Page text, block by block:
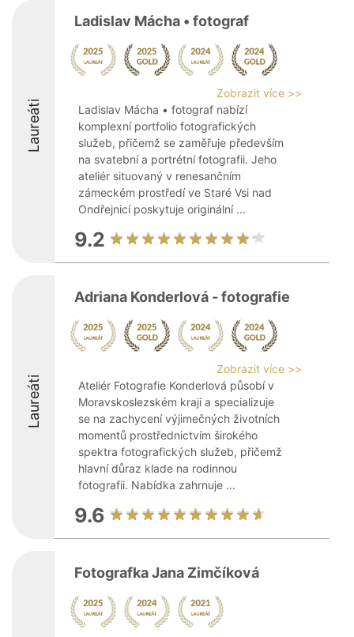
Laureáti
Ladislav Mácha • fotograf
Zobrazit více >>
Ladislav Mácha • fotograf nabízí
komplexní portfolio fotografických
služeb, přičemž se zaměřuje především
na svatební a portrétní fotografii. Jeho
ateliér situovaný v renesančním
zámeckém prostředí ve Staré Vsi nad
Ondřejnicí poskytuje originální ...
9.2
Laureáti
Adriana Konderlová - fotografie
Zobrazit více >>
Ateliér Fotografie Konderlová působí v
Moravskoslezském kraji a specializuje
se na zachycení výjimečných životních
momentů prostřednictvím širokého
spektra fotografických služeb, přičemž
hlavní důraz klade na rodinnou
fotografii. Nabídka zahrnuje ...
9.6
Fotografka Jana Zimčíková